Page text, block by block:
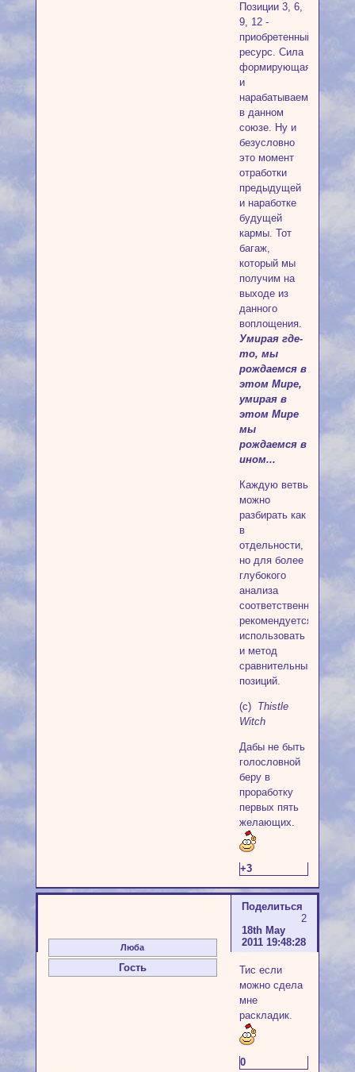
Позиции 3, 6,
9, 12 -
приобретенный
ресурс. Сила
формирующаяся
и
нарабатываемая
в данном
союзе. Ну и
безусловно
это момент
отработки
предыдущей
и наработке
будущей
кармы. Тот
багаж,
который мы
получим на
выходе из
данного
воплощения.
Умирая где-
то, мы
рождаемся в
этом Мире,
умирая в
этом Мире
мы
рождаемся в
ином...
Каждую ветвь
можно
разбирать как
в
отдельности,
но для более
глубокого
анализа
соответственно
рекомендуется
использовать
и метод
сравнительным
позиций.
(с) Thistle
Witch
Дабы не быть
голословной
беру в
проработку
первых пять
желающих.
+3
Поделиться
2
18th May
2011 19:48:28
Люба
Гость
Тис если
можно сдела
мне
раскладик.
0